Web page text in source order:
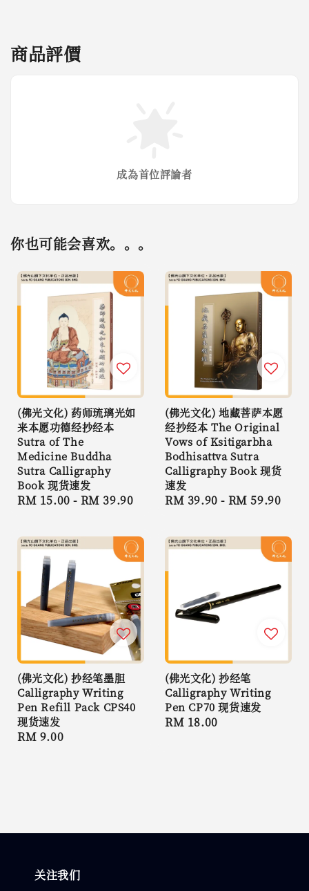
商品評價
成為首位評論者
你也可能会喜欢。。。
(佛光文化) 药师琉璃光如
来本愿功德经抄经本
Sutra of The
Medicine Buddha
Sutra Calligraphy
Book 现货速发
Regular
RM 15.00 - RM 39.90
(佛光文化) 地藏菩萨本愿
经抄经本 The Original
Vows of Ksitigarbha
Bodhisattva Sutra
Calligraphy Book 现货
速发
Regular
RM 39.90 - RM 59.90
(佛光文化) 抄经笔墨胆
Calligraphy Writing
Pen Refill Pack CPS40
现货速发
Regular
RM 9.00
(佛光文化) 抄经笔
Calligraphy Writing
Pen CP70 现货速发
Regular
RM 18.00
关注我们